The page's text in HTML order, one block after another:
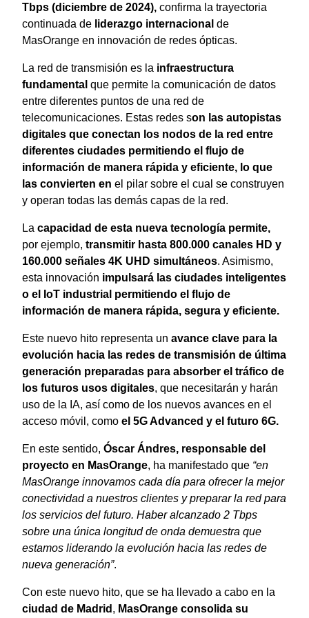
Tbps (diciembre de 2024), confirma la trayectoria
continuada de liderazgo internacional de
MasOrange en innovación de redes ópticas.
La red de transmisión es la infraestructura
fundamental que permite la comunicación de datos
entre diferentes puntos de una red de
telecomunicaciones. Estas redes son las autopistas
digitales que conectan los nodos de la red entre
diferentes ciudades permitiendo el flujo de
información de manera rápida y eficiente, lo que
las convierten en el pilar sobre el cual se construyen
y operan todas las demás capas de la red.
La capacidad de esta nueva tecnología permite,
por ejemplo, transmitir hasta 800.000 canales HD y
160.000 señales 4K UHD simultáneos. Asimismo,
esta innovación impulsará las ciudades inteligentes
o el IoT industrial permitiendo el flujo de
información de manera rápida, segura y eficiente.
Este nuevo hito representa un avance clave para la
evolución hacia las redes de transmisión de última
generación preparadas para absorber el tráfico de
los futuros usos digitales, que necesitarán y harán
uso de la IA, así como de los nuevos avances en el
acceso móvil, como el 5G Advanced y el futuro 6G.
En este sentido, Óscar Ándres, responsable del
proyecto en MasOrange, ha manifestado que “en
MasOrange innovamos cada día para ofrecer la mejor
conectividad a nuestros clientes y preparar la red para
los servicios del futuro. Haber alcanzado 2 Tbps
sobre una única longitud de onda demuestra que
estamos liderando la evolución hacia las redes de
nueva generación”.
Con este nuevo hito, que se ha llevado a cabo en la
ciudad de Madrid , MasOrange consolida su